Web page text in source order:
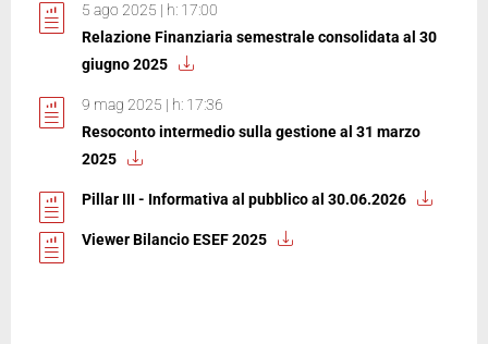
5 ago 2025 | h: 17:00
Relazione Finanziaria semestrale consolidata al 30
giugno 2025
9 mag 2025 | h: 17:36
Resoconto intermedio sulla gestione al 31 marzo
2025
Pillar III - Informativa al pubblico al 30.06.2026
Viewer Bilancio ESEF 2025